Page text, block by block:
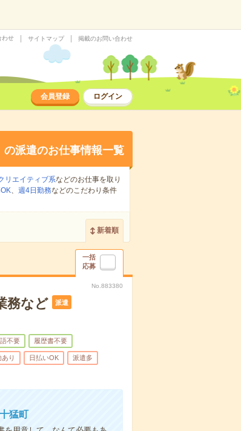
わせ サイトマップ 掲載のお問い合わせ
会員登録 ログイン
の派遣のお仕事情報一覧
リエイティブ系などのお仕事を取り
、 週4日勤務などのこだわり条件
新着順
一括
応募
No.883380
務など 派遣
不要 履歴書不要
り 日払いOK 派遣多
猛町